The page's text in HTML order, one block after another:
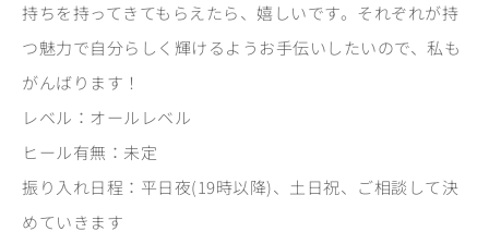
持ちを持ってきてもらえたら、嬉しいです。それぞれが持
つ魅力で自分らしく輝けるようお手伝いしたいので、私も
がんばります！
レベル：オールレベル
ヒール有無：未定
振り入れ日程：平日夜(19時以降)、土日祝、ご相談して決
めていきます